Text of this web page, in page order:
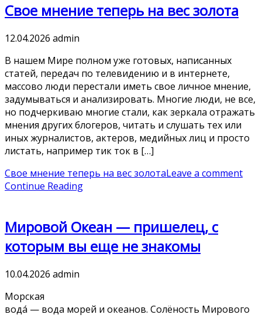
Свое мнение теперь на вес золота
12.04.2026 admin
В нашем Мире полном уже готовых, написанных
статей, передач по телевидению и в интернете,
массово люди перестали иметь свое личное мнение,
задумываться и анализировать. Многие люди, не все,
но подчеркиваю многие стали, как зеркала отражать
мнения других блогеров, читать и слушать тех или
иных журналистов, актеров, медийных лиц и просто
листать, например тик ток в […]
Свое мнение теперь на вес золотаLeave a comment
Continue Reading
Мировой Океан — пришелец, с
которым вы еще не знакомы
10.04.2026 admin
Морская
вода́ — вода морей и океанов. Солёность Мирового